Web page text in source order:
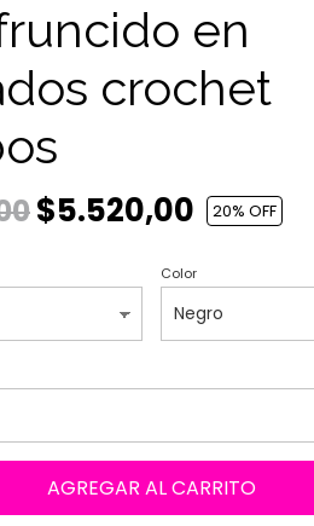
en
crochet
$5.520,00 20% OFF
Color
AGREGAR AL CARRITO